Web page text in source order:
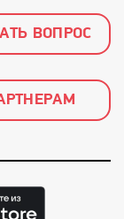
ВОПРОС